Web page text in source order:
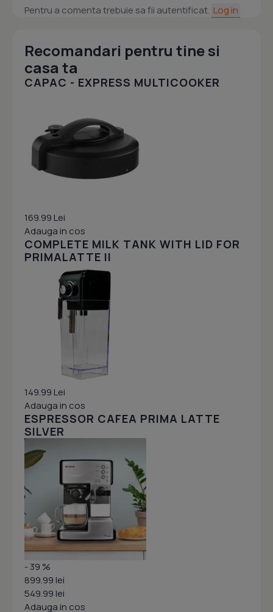
Pentru a comenta trebuie sa fii autentificat. Log in
Recomandari pentru tine si
casa ta
CAPAC - EXPRESS MULTICOOKER
169.99 Lei
Adauga in cos
COMPLETE MILK TANK WITH LID FOR
PRIMALATTE II
149.99 Lei
Adauga in cos
ESPRESSOR CAFEA PRIMA LATTE
SILVER
- 39 %
899.99 lei
549.99 lei
Adauga in cos